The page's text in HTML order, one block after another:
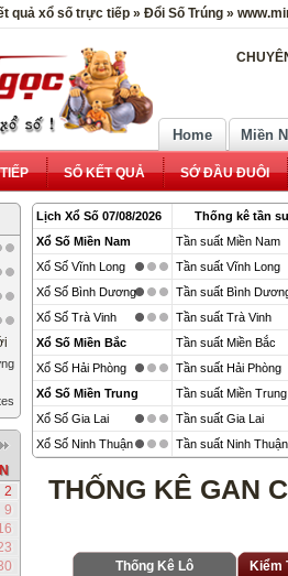
quả xổ số trực tiếp » Đổi Số Trúng »
Home Miền
SỔ KẾT QUẢ SỚ ĐẦU ĐUÔI
2
9
Lịch Xổ Số 07/08/2026
Thống kê tần
Xổ Số Miền Nam
Tần suất Miền Nam
Xổ Số Vĩnh Long
Tần suất Vĩnh Long
Xổ Số Bình Dương
Tần suất Bình
Xổ Số Trà Vinh
Tần suất Trà Vinh
Xổ Số Miền Bắc
Tần suất Miền Bắc
Xổ Số Hải Phòng
Tần suất Hải Phòng
Xổ Số Miền Trung
Tần suất Miền Trung
Xổ Số Gia Lai
Tần suất Gia Lai
Xổ Số Ninh Thuận
Tần suất Ninh Thuận
THỐNG KÊ GAN
Thống Kê Lô Kiểm